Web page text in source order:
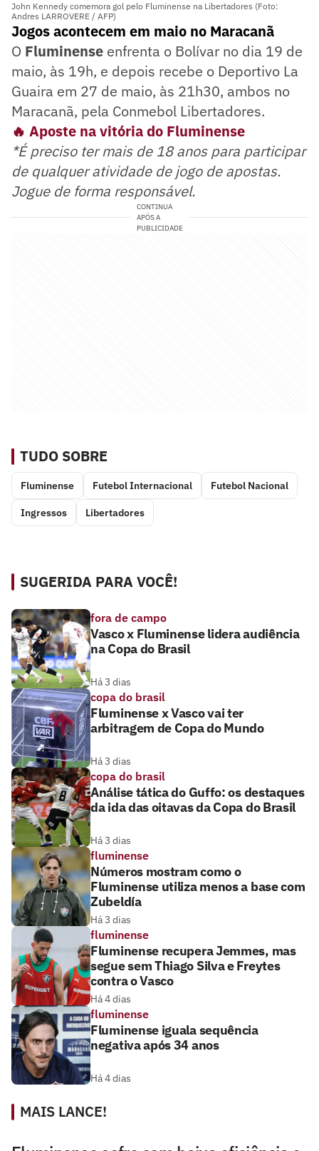
John Kennedy comemora gol pelo Fluminense na Libertadores (Foto:
Andres LARROVERE / AFP)
Jogos acontecem em maio no Maracanã
O Fluminense enfrenta o Bolívar no dia 19 de
maio, às 19h, e depois recebe o Deportivo La
Guaira em 27 de maio, às 21h30, ambos no
Maracanã, pela Conmebol Libertadores.
🔥 Aposte na vitória do Fluminense
*É preciso ter mais de 18 anos para participar
de qualquer atividade de jogo de apostas.
Jogue de forma responsável.
CONTINUA
APÓS A
PUBLICIDADE
TUDO SOBRE
Fluminense Futebol Internacional Futebol Nacional
Ingressos Libertadores
SUGERIDA PARA VOCÊ!
fora de campo
Vasco x Fluminense lidera audiência
na Copa do Brasil
Há 3 dias
copa do brasil
Fluminense x Vasco vai ter
arbitragem de Copa do Mundo
Há 3 dias
copa do brasil
Análise tática do Guffo: os destaques
da ida das oitavas da Copa do Brasil
Há 3 dias
fluminense
Números mostram como o
Fluminense utiliza menos a base com
Zubeldía
Há 3 dias
fluminense
Fluminense recupera Jemmes, mas
segue sem Thiago Silva e Freytes
contra o Vasco
Há 4 dias
fluminense
Fluminense iguala sequência
negativa após 34 anos
Há 4 dias
MAIS LANCE!